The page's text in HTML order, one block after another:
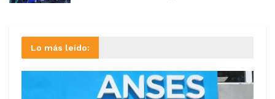
Lo más leído: